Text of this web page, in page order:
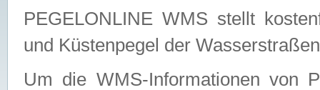
PEGELONLINE WMS stellt
und Küstenpegel der
Um die WMS-Informationen von